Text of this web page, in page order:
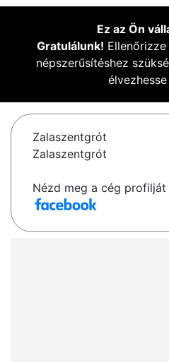
Ez az Ön
Gratulálunk!
népszerűsítéshez
Zalaszentgrót
Zalaszentgrót
Nézd meg a cég profilját